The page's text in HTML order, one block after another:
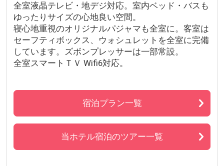
全室液晶テレビ・地デジ対応。室内ベッド・バスも
ゆったりサイズの心地良い空間。
寝心地重視のオリジナルパジャマも全室に。客室は
セーフティボックス、ウォシュレットを全室に完備
しています。ズボンプレッサーは一部常設。
全室スマートＴＶ Wifi6対応。
宿泊プラン一覧
当ホテル宿泊のツアー一覧